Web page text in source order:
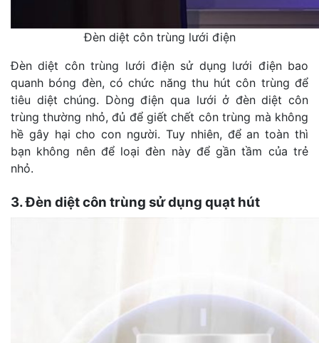
Đèn diệt côn trùng lưới điện
Đèn diệt côn trùng lưới điện sử dụng lưới điện bao
quanh bóng đèn, có chức năng thu hút côn trùng để
tiêu diệt chúng. Dòng điện qua lưới ở đèn diệt côn
trùng thường nhỏ, đủ để giết chết côn trùng mà không
hề gây hại cho con người. Tuy nhiên, để an toàn thì
bạn không nên để loại đèn này để gần tầm của trẻ
nhỏ.
3. Đèn diệt côn trùng sử dụng quạt hút